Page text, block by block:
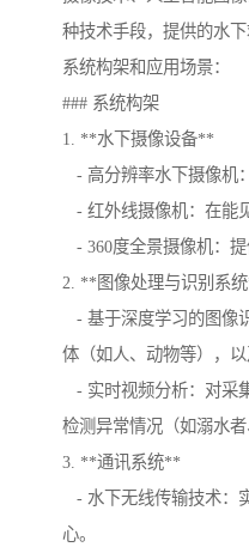
种技术手段，提供的水
系统构架和应用场景：
### 系统构架
1. **水下摄像设备**
- 高分辨率水下摄像机
- 红外线摄像机：在能
- 360度全景摄像机：提
2. **图像处理与识别系
- 基于深度学习的图像
体（如人、动物等），以
- 实时视频分析：对采
检测异常情况（如溺水者
3. **通讯系统**
- 水下无线传输技术：
心。